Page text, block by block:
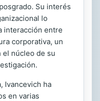
Su interés
lo
interacción entre
corporativa, un
núcleo de su
Ivancevich ha
en varias